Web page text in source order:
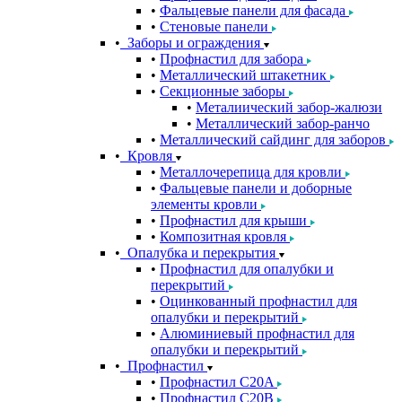
Фальцевые панели для фасада
Стеновые панели
Заборы и ограждения
Профнастил для забора
Металлический штакетник
Секционные заборы
Металиический забор-жалюзи
Металлический забор-ранчо
Металлический сайдинг для заборов
Кровля
Металлочерепица для кровли
Фальцевые панели и доборные
элементы кровли
Профнастил для крыши
Композитная кровля
Опалубка и перекрытия
Профнастил для опалубки и
перекрытий
Оцинкованный профнастил для
опалубки и перекрытий
Алюминиевый профнастил для
опалубки и перекрытий
Профнастил
Профнастил С20A
Профнастил С20B